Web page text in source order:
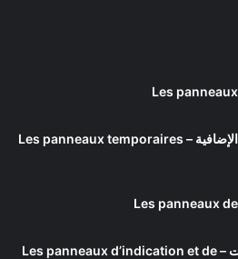
الإشارات المؤقتة واللوحات الإضافية – Les panneaux temporaires
إشارات المعلومات والخدمات – Les panneaux d’indication et de